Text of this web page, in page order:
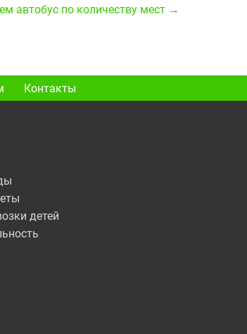
автобус по количеству мест →
Контакты
детей